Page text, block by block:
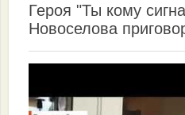
Героя "Ты кому
Новоселова